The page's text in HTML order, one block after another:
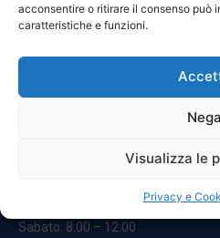
acconsentire o ritirare il consenso può
caratteristiche e funzioni.
Nega
Visualizza le
Privacy e
clienti@officinefvg.it
posta@officinefvgpec.It
Sabato: 8:00 – 12:00